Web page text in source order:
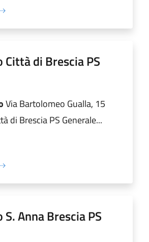
Città di Brescia PS
Via Bartolomeo Gualla, 15
di Brescia PS Generale...
Anna Brescia PS